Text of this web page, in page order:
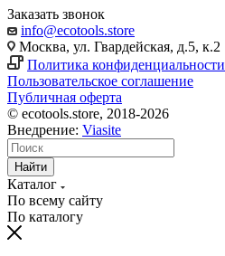
Заказать звонок
info@ecotools.store
Москва, ул. Гвардейская, д.5, к.2
Политика конфиденциальности
Пользовательское соглашение
Публичная оферта
© ecotools.store, 2018-2026
Внедрение: Viasite
Найти
Каталог
По всему сайту
По каталогу